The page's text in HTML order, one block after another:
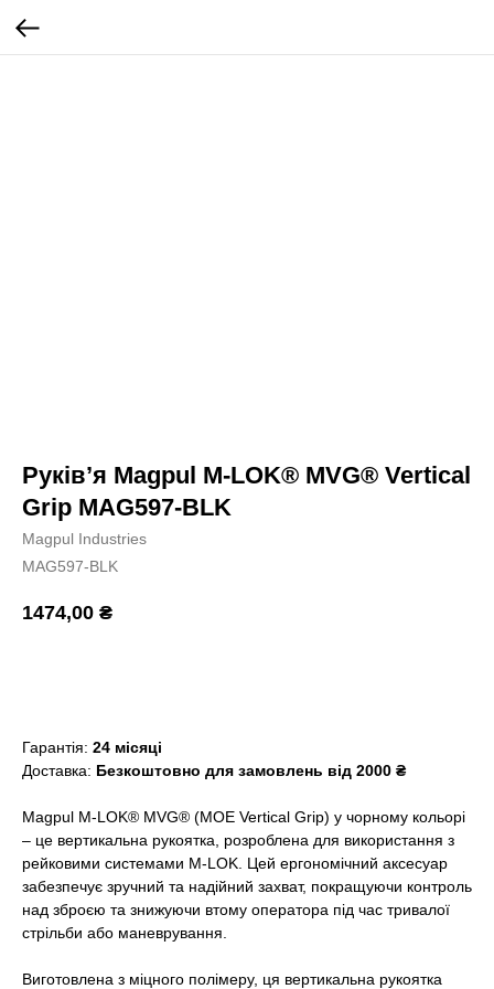
Руківʼя Magpul M-LOK® MVG® Vertical
Grip MAG597-BLK
Magpul Industries
MAG597-BLK
1474,00 ₴
Гарантія: 24 місяці
Доставка: Безкоштовно для замовлень від 2000 ₴
Magpul M-LOK® MVG® (MOE Vertical Grip) у чорному кольорі
– це вертикальна рукоятка, розроблена для використання з
рейковими системами M-LOK. Цей ергономічний аксесуар
забезпечує зручний та надійний захват, покращуючи контроль
над зброєю та знижуючи втому оператора під час тривалої
стрільби або маневрування.
Виготовлена з міцного полімеру, ця вертикальна рукоятка